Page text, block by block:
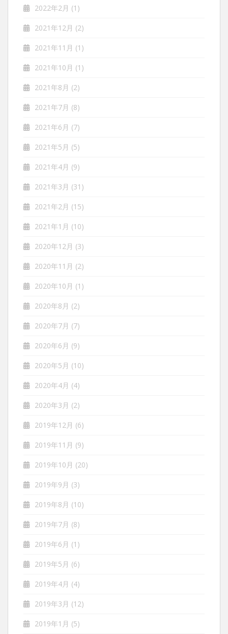
2022年2月 (1)
2021年12月 (2)
2021年11月 (1)
2021年10月 (1)
2021年8月 (2)
2021年7月 (8)
2021年6月 (7)
2021年5月 (5)
2021年4月 (9)
2021年3月 (31)
2021年2月 (15)
2021年1月 (10)
2020年12月 (3)
2020年11月 (2)
2020年10月 (1)
2020年8月 (2)
2020年7月 (7)
2020年6月 (9)
2020年5月 (10)
2020年4月 (4)
2020年3月 (2)
2019年12月 (6)
2019年11月 (9)
2019年10月 (20)
2019年9月 (3)
2019年8月 (10)
2019年7月 (8)
2019年6月 (1)
2019年5月 (6)
2019年4月 (4)
2019年3月 (12)
2019年1月 (5)